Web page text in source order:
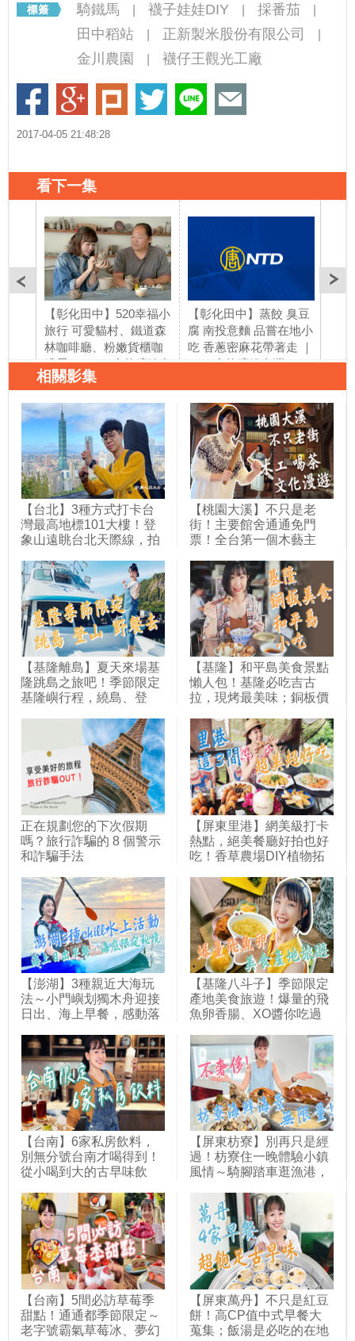
騎鐵馬 襪子娃娃DIY 採番茄
田中稻站 正新製米股份有限公司
金川農園 襪仔王觀光工廠
2017-04-05 21:48:28
看下一集
【彰化田中】520幸福小
旅行 可愛貓村、鐵道森
林咖啡廳、粉嫩貨櫃咖
啡屋！ |1000步的繽紛台
灣(195)
【彰化田中】蒸餃 臭豆
腐 南投意麵 品嘗在地小
吃 香蔥密麻花帶著走 ｜
1000步的繽紛台灣(196)
相關影集
【台北】3種方式打卡台
灣最高地標101大樓！登
象山遠眺台北天際線，拍
有老眷村叫四四南村，復
古與摩登的碰撞比煙火還
精彩；電梯直上101樓戶
外觀景台，360度高空俯
瞰大台北！｜1000步的繽
紛台灣(404)
【桃園大溪】不只是老
街！主要館舍通通免門
票！全台第一個木藝主
物館～跟木匠師傅DIY創
意木器；在百年老屋裡沏
一壺好茶、聽故事；文青
必遊行程！快來趟大溪文
化漫遊之旅～｜1000步的
繽紛台灣(428)
【基隆離島】夏天來場基
隆跳島之旅吧！季節限定
基隆嶼行程，繞島、登
方位感受無人島嶼魅力；
最近離島不用搭船也能
到！和平島海水游泳池，
邊玩水邊野餐，挑戰尋找
十大守護岩～｜1000步的
繽紛台灣(418)
【基隆】和平島美食景點
懶人包！基隆必吃吉古
拉，現烤最美味；銅板價
CP值超高！還有在地美
食青苔水餃，紅磚老屋吃
古早味剉冰！｜1000步的
繽紛台灣(419)
正在規劃您的下次假期
嗎？旅行詐騙的 8 個警示
和詐騙手法
【屏東里港】網美級打卡
熱點，絕美餐廳好拍也好
吃！香草農場DIY植物拓
巧思；豬圈改造成里港最
美麵店，日式房舍內吃平
價麻醬麵、黑白切；一秒
到峇厘島！南洋風庭園中
大啖泰國蝦料理～｜1000
步的繽紛台灣(413)
【澎湖】3種親近大海玩
法～小門嶼划獨木舟迎接
日出、海上早餐，感動落
境寄明信片，種珊瑚為海
洋保育盡份心力；紅羅村
體驗「抱礅」古法捕魚，
跟著匠師修復石滬，還有
魚灶煮小管！｜1000步的
繽紛台灣(415)
【基隆八斗子】季節限定
產地美食旅遊！爆量的飛
魚卵香腸、XO醬你吃過
香腸，整串的海上黃金太
驚人！愛護生態而發明的
草蓆捕魚卵法超厲害，與
海共存的八斗子人最懂
海！｜1000步的繽紛台灣
(420)
【台南】6家私房飲料，
別無分號台南才喝得到！
從小喝到大的古早味飲
美祿冰沙，療癒系的漢方
草本茶，使用茶冰磚的冰
磚茶，獨家冰滴技術的冰
萃茶，威士忌杯裝的台灣
高山茶！｜1000步的繽紛
台灣(439)
【屏東枋寮】別再只是經
過！枋寮住一晚體驗小鎮
風情～騎腳踏車逛漁港，
理；50年老字號餐廳，大
氣又澎湃的海鮮料理在這
裡！市區高CP值旅店，
無邊際泳池玩水看夕陽，
享受純樸愜意的慢活之
旅！｜1000步的繽紛台灣
(423)
【台南】5間必訪草莓季
甜點！通通都季節限定～
老字號霸氣草莓冰、夢幻
【屏東萬丹】不只是紅豆
餅！高CP值中式早餐大
蒐集；飯湯是必吃的在地